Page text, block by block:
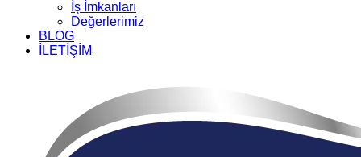
İş İmkanları
Değerlerimiz
BLOG
İLETİŞİM